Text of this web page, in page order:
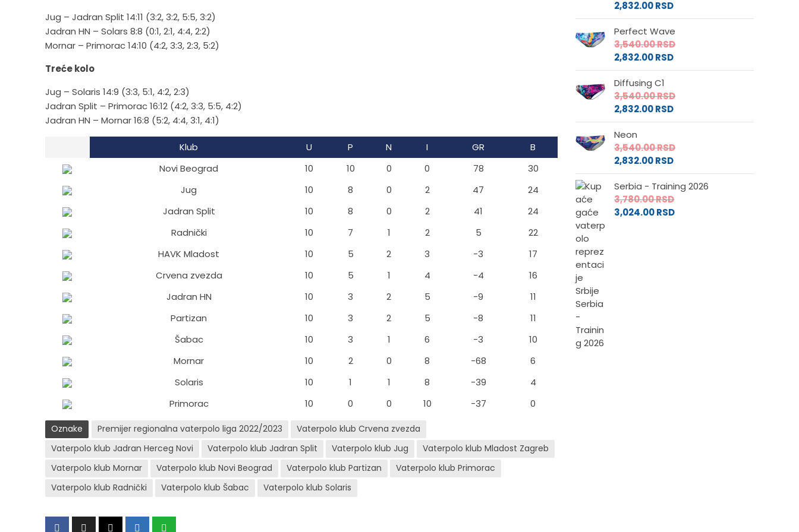
Jug – Jadran Split 14:11 (3:2, 3:2, 5:5, 3:2)
Jadran HN – Solars 8:8 (0:1, 2:1, 4:4, 2:2)
Mornar – Primorac 14:10 (4:2, 3:3, 2:3, 5:2)
Treće kolo
Jug – Solaris 14:9 (3:3, 5:1, 4:2, 2:3)
Jadran Split – Primorac 16:12 (4:2, 3:3, 5:5, 4:2)
Jadran HN – Mornar 16:8 (5:2, 4:4, 3:1, 4:1)
Klub U P N I GR
B
Novi Beograd
10 10 0 0 78
30
Jug
10 8 0 2 47
24
Jadran Split
10 8 0 2 41
24
Radnički
10 7 1 2 5
22
HAVK Mladost
10 5 2 3 -3
17
Crvena zvezda
10 5 1 4 -4
16
Jadran HN
10 3 2 5 -9
11
Partizan
10 3 2 5 -8
11
Šabac
10 3 1 6 -3
10
Mornar
10 2 0 8 -68
6
Solaris
10 1 1 8 -39
4
Primorac
10 0 0 10 -37 0
Oznake Premijer regionalna vaterpolo liga 2022/2023
Vaterpolo klub Crvena zvezda
Vaterpolo klub Jadran Herceg Novi
Vaterpolo klub Jadran Split Vaterpolo klub Jug
Vaterpolo klub Mladost Zagreb
Vaterpolo klub Mornar
Vaterpolo klub Novi Beograd Vaterpolo klub Partizan
Vaterpolo klub Primorac
Vaterpolo klub Radnički
Vaterpolo klub Šabac Vaterpolo klub Solaris
2,832.00RSD
Perfect Wave
3,540.00RSD
2,832.00RSD
Diffusing C1
3,540.00RSD
2,832.00RSD
Neon
3,540.00RSD
2,832.00RSD
Serbia - Training 2026
3,780.00RSD
3,024.00RSD